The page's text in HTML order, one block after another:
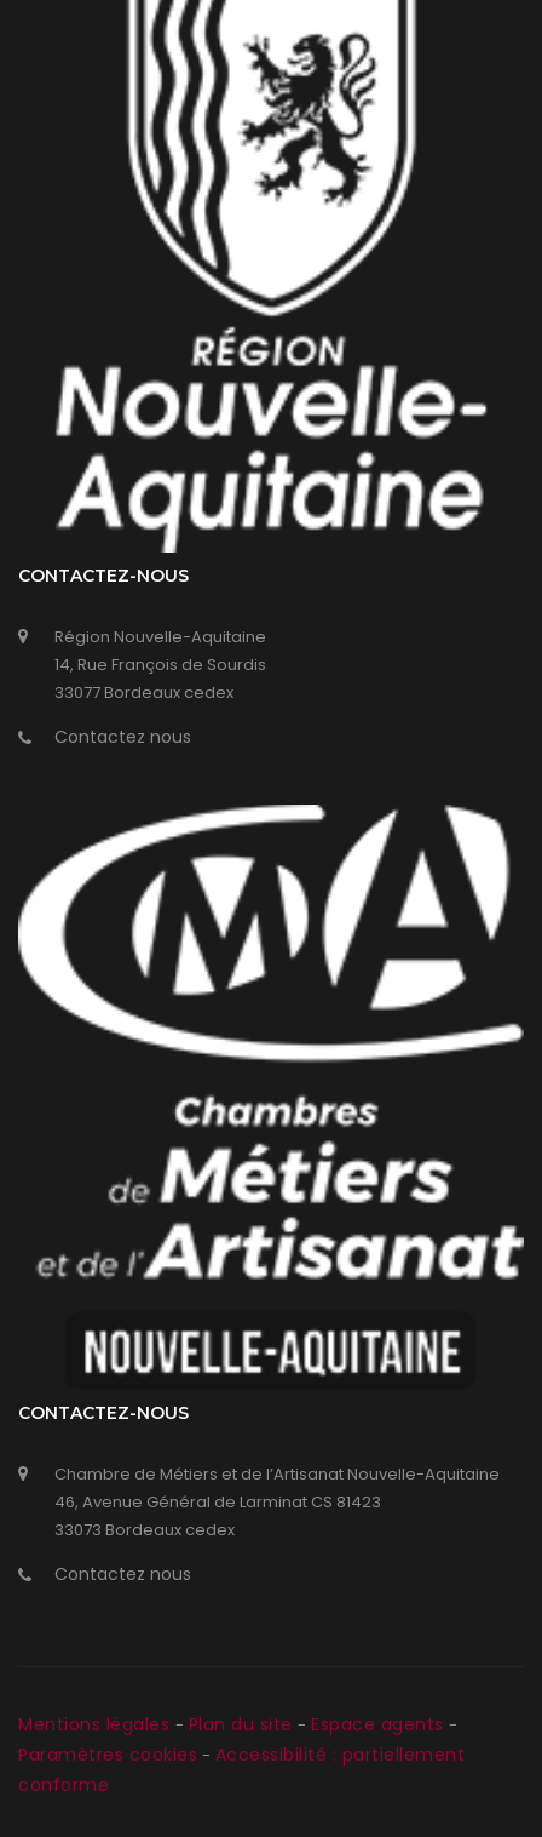
CONTACTEZ-NOUS
Région Nouvelle-Aquitaine
14, Rue François de Sourdis
33077 Bordeaux cedex
Contactez nous
CONTACTEZ-NOUS
Chambre de Métiers et de l’Artisanat Nouvelle-Aquitaine
46, Avenue Général de Larminat CS 81423
33073 Bordeaux cedex
Contactez nous
Mentions légales - Plan du site - Espace agents -
Paramètres cookies - Accessibilité : partiellement
conforme